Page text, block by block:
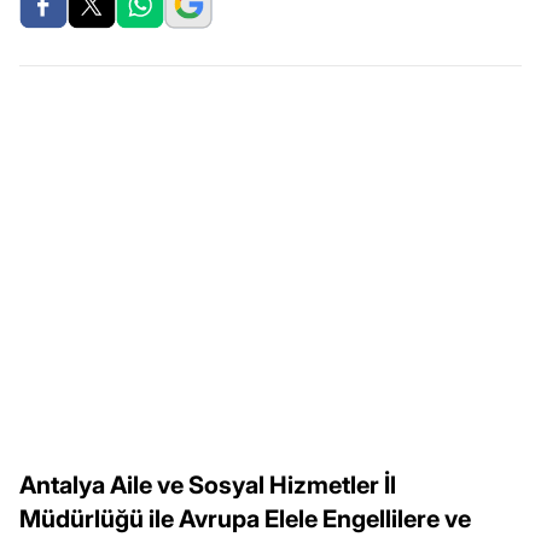
Antalya Aile ve Sosyal Hizmetler İl
Müdürlüğü ile Avrupa Elele Engellilere ve